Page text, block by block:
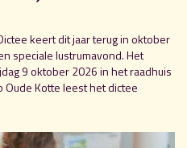
keert dit jaar terug in oktober
speciale lustrumavond. Het
9 oktober 2026 in het raadhuis
Oude Kotte leest het dictee